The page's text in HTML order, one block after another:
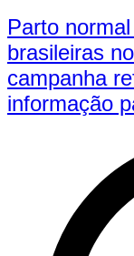
Parto
brasileiras
campanha
informação